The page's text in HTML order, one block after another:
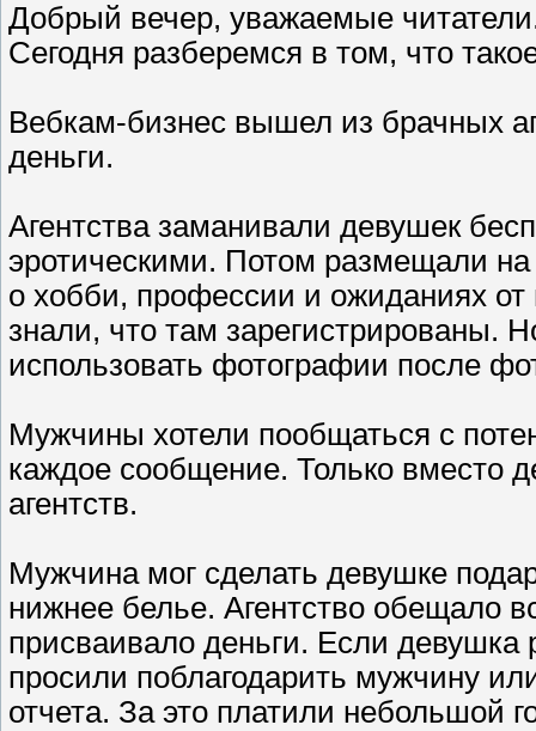
Добрый вечер, уважаемые
Сегодня разберемся в том, что
Вебкам-бизнес вышел из брачных
деньги.
Агентства заманивали девушек
эротическими. Потом размещали
о хобби, профессии и ожиданиях
знали, что там зарегистрированы.
использовать фотографии после
Мужчины хотели пообщаться с
каждое сообщение. Только вместо
агентств.
Мужчина мог сделать девушке
нижнее белье. Агентство обещало
присваивало деньги. Если девушка
просили поблагодарить мужчину
отчета. За это платили небольшой